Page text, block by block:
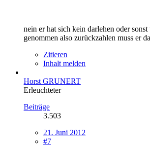
nein er hat sich kein darlehen oder
genommen also zurückzahlen muss er
Zitieren
Inhalt melden
Horst GRUNERT
Erleuchteter
Beiträge
3.503
21. Juni 2012
#7